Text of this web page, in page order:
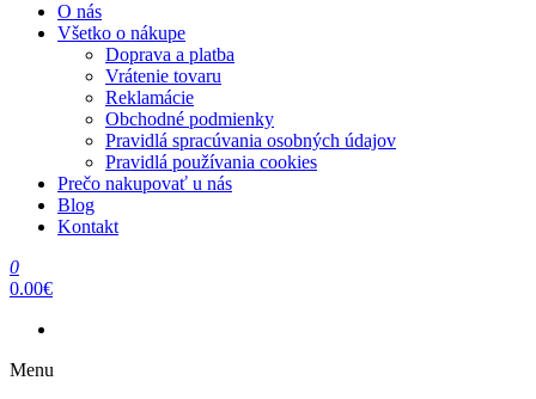
MG Pro
Autorizovaný distribútor Dahua a Imou
O nás
Všetko o nákupe
Doprava a platba
Vrátenie tovaru
Reklamácie
Obchodné podmienky
Pravidlá spracúvania osobných údajov​
Pravidlá používania cookies
Prečo nakupovať u nás
Blog
Kontakt
0
0.00€
Menu